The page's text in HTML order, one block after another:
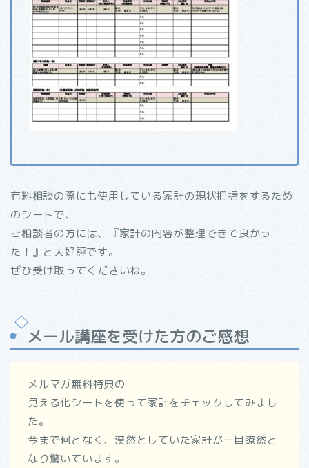
有料相談の際にも使用している家計の現状把握をするため
のシートで、
ご相談者の方には、『家計の内容が整理できて良かっ
た！』と大好評です。
ぜひ受け取ってくださいね。
メール講座を受けた方のご感想
メルマガ無料特典の
見える化シートを使って家計をチェックしてみまし
た。
今まで何となく、漠然としていた家計が一目瞭然と
なり驚いています。